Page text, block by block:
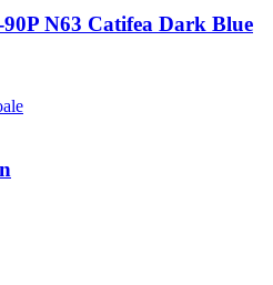
N63 Catifea Dark Blue